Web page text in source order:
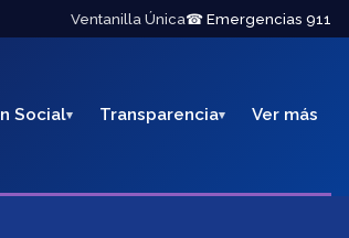
Ventanilla Única☎ Emergencias 911
Social Transparencia Ver más